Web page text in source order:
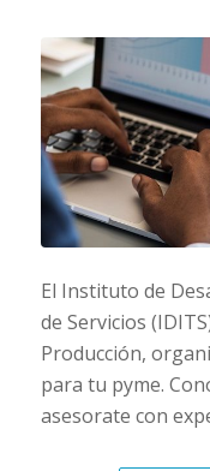
El Instituto de
de Servicios
Producción,
para tu pyme.
asesorate con